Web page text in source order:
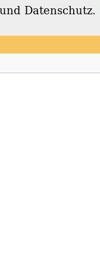
Datenschutz.